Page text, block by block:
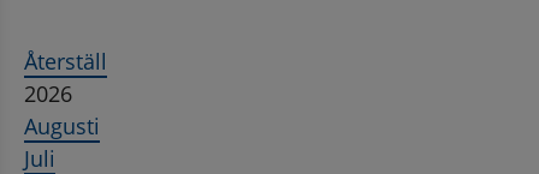
Återställ
2026
Augusti
Juli